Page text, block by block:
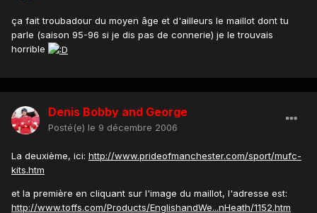
ça fait troubadour du moyen âge et d'ailleurs le maillot dont tu
parle (saison 95-96 si je dis pas de connerie) je le trouvais
horrible
Denis Bobby and George
Posté(e) le 9 décembre 2006
La deuxième, ici: http://www.prideofmanchester.com/sport/mufc-
kits.htm
et la première en cliquant sur l'image du maillot, l'adresse est:
http://www.toffs.com/Products/EnglishandWe...nHeath/1152.htm